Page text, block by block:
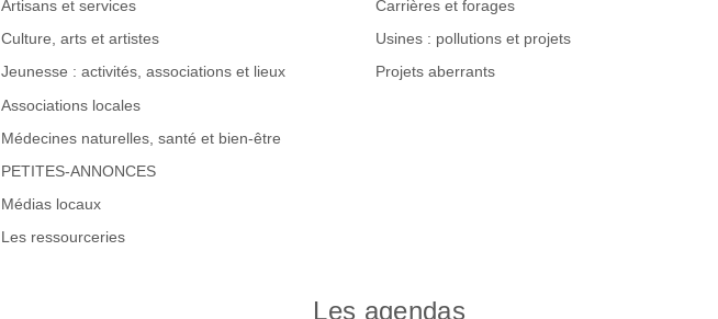
Artisans et services
Culture, arts et artistes
Jeunesse : activités, associations et lieux
Associations locales
Médecines naturelles, santé et bien-être
PETITES-ANNONCES
Médias locaux
Les ressourceries
Carrières et forages
Usines : pollutions et projets
Projets aberrants
Les agendas